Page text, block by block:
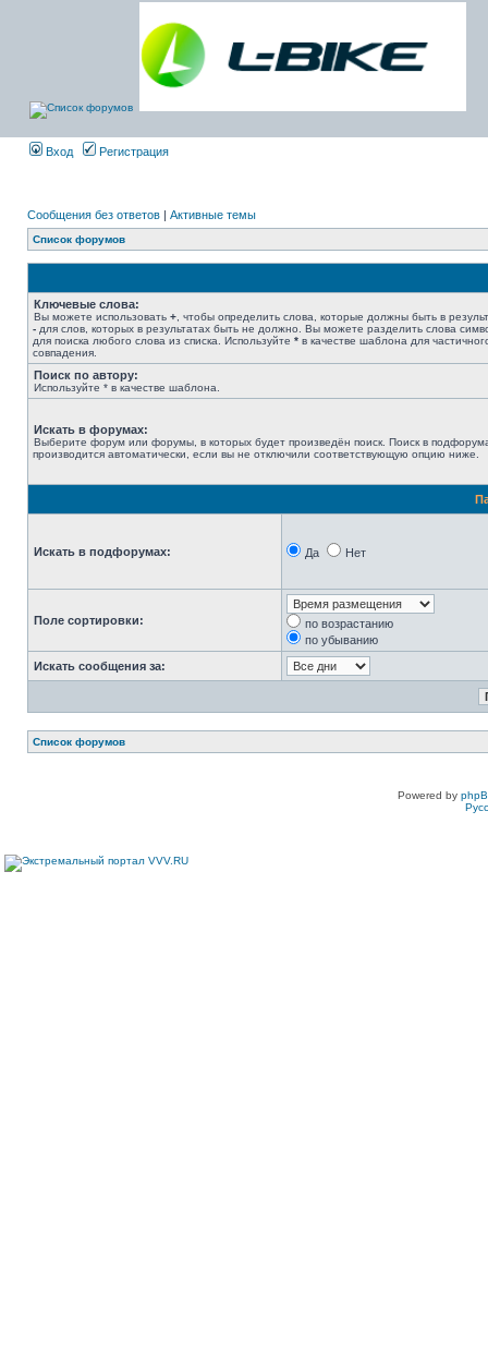
Вход Регистрация
Сообщения без ответов | Активные темы
Список форумов
Ключевые слова:
Вы можете использовать + , чтобы определить слова, которые должны быть в
- для слов, которых в результатах быть не должно. Вы можете разделить слова
для поиска любого слова из списка. Используйте * в качестве шаблона для
совпадения.
Поиск по автору:
Используйте * в качестве шаблона.
Искать в форумах:
Выберите форум или форумы, в которых будет произведён поиск. Поиск в
производится автоматически, если вы не отключили соответствующую опцию ниже.
Искать в подфорумах: Да Нет
Поле сортировки:
по возрастанию
по убыванию
Искать сообщения за:
Список форумов
Powered by